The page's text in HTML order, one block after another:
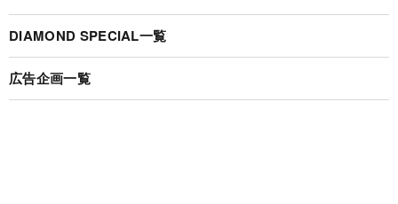
DIAMOND SPECIAL一覧
広告企画一覧